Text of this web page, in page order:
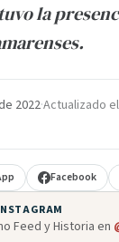
la
2022·Actualizado el
Facebook
Feed y Historia en